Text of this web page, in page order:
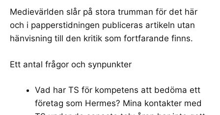
Medievärlden slår på stora trumman för det här
och i papperstidningen publiceras artikeln utan
hänvisning till den kritik som fortfarande finns.
Ett antal frågor och synpunkter
Vad har TS för kompetens att bedöma ett
företag som Hermes? Mina kontakter med